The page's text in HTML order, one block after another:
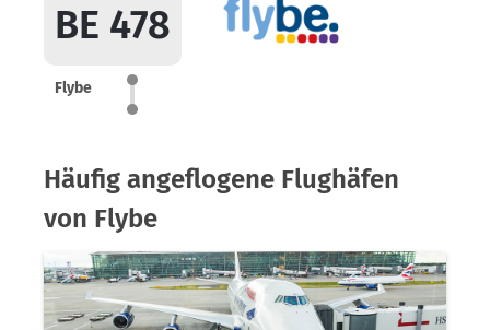
BE 478
Flybe
Häufig angeflogene Flughäfen
von Flybe